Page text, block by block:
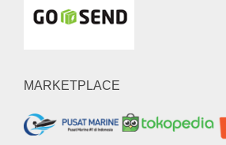
MARKETPLACE